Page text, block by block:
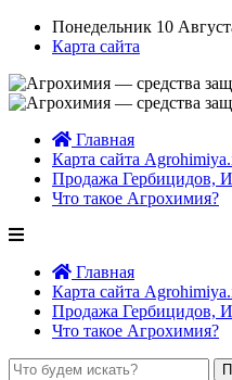
Понедельник 10
Карта сайта
Главная
Карта сайта
Продажа Гербицидов,
Что такое Агрохимия?
Главная
Карта сайта
Продажа Гербицидов,
Что такое Агрохимия?